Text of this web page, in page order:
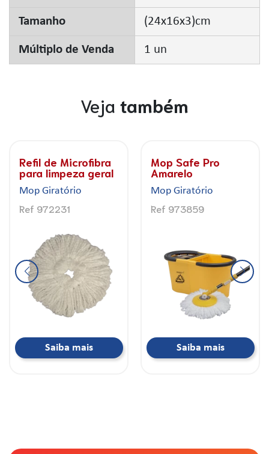
Tamanho (24x16x3)cm
Múltiplo de Venda 1 un
Veja também
Mop Move
Mop Giratório
Ref 972338
Saiba mais
Mop Tornado
Plástico
Mop Giratório
Ref 973494
Saiba mais